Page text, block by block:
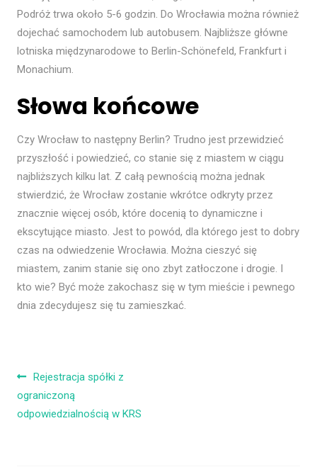
Podróż trwa około 5-6 godzin. Do Wrocławia można również
dojechać samochodem lub autobusem. Najbliższe główne
lotniska międzynarodowe to Berlin-Schönefeld, Frankfurt i
Monachium.
Słowa końcowe
Czy Wrocław to następny Berlin? Trudno jest przewidzieć
przyszłość i powiedzieć, co stanie się z miastem w ciągu
najbliższych kilku lat. Z całą pewnością można jednak
stwierdzić, że Wrocław zostanie wkrótce odkryty przez
znacznie więcej osób, które docenią to dynamiczne i
ekscytujące miasto. Jest to powód, dla którego jest to dobry
czas na odwiedzenie Wrocławia. Można cieszyć się
miastem, zanim stanie się ono zbyt zatłoczone i drogie. I
kto wie? Być może zakochasz się w tym mieście i pewnego
dnia zdecydujesz się tu zamieszkać.
Nawigacja wpisu
Rejestracja spółki z
ograniczoną
odpowiedzialnością w KRS